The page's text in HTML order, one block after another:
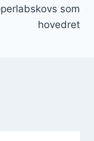
som
hovedret